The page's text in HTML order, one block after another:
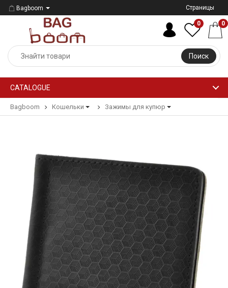
Bagboom Страницы
Поиск
0 0
CATALOGUE
Bagboom Кошельки Зажимы для купюр